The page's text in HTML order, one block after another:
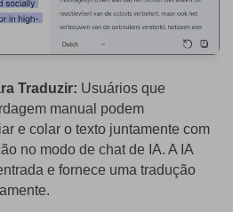
Traduzir: Usuários que
manual podem
e colar o texto juntamente com
no modo de chat de IA. A IA
e fornece uma tradução